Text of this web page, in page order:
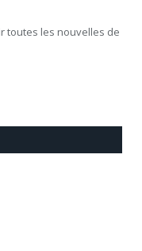
toutes les nouvelles de